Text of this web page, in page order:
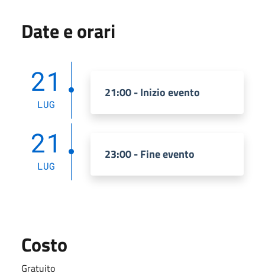
Date e orari
21
LUG
21:00 - Inizio evento
21
LUG
23:00 - Fine evento
Costo
Gratuito